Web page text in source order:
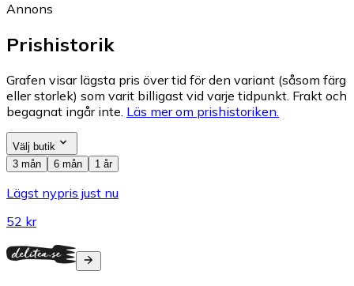
Annons
Prishistorik
Grafen visar lägsta pris över tid för den variant (såsom färg
eller storlek) som varit billigast vid varje tidpunkt. Frakt och
begagnat ingår inte. Läs mer om prishistoriken.
Välj butik
3 mån
6 mån 1 år
Lägst nypris just nu
52 kr